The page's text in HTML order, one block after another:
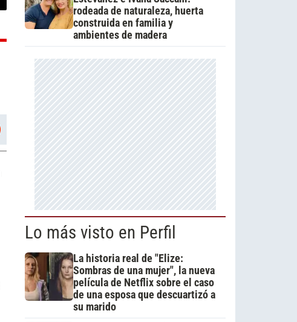
rodeada de naturaleza, huerta
construida en familia y
ambientes de madera
Lo más visto en Perfil
La historia real de "Elize:
Sombras de una mujer", la nueva
película de Netflix sobre el caso
de una esposa que descuartizó a
su marido